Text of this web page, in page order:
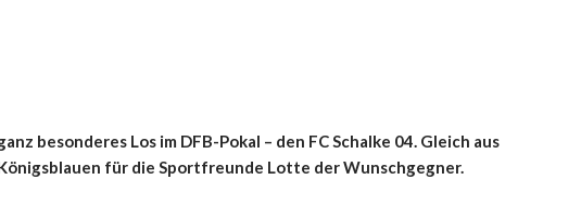
besonderes Los im DFB-Pokal – den FC Schalke 04. Gleich aus
für die Sportfreunde Lotte der Wunschgegner.